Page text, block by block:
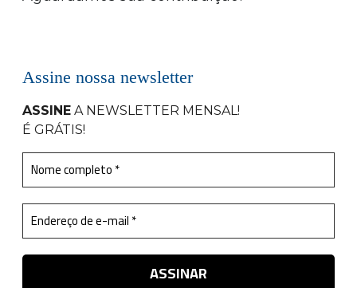
Assine nossa newsletter
ASSINE A NEWSLETTER MENSAL!
É GRÁTIS!